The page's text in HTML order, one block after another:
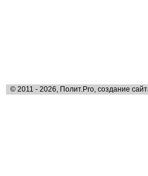
© 2011 - 2026, Полит.Pro, создание